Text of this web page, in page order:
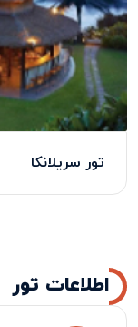
تور سریلانکا
اطلاعات تور